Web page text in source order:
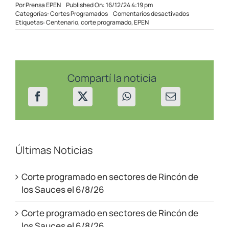
PorPrensa EPEN Published On: 16/12/24 4:19 pm
Categorías:Cortes Programados Comentarios desactivadosen
Programado
Etiquetas:Centenario,corte programado,EPEN
Compartí la noticia
Últimas Noticias
Corte programado en sectores de Rincón de
los Sauces el 6/8/26
Corte programado en sectores de Rincón de